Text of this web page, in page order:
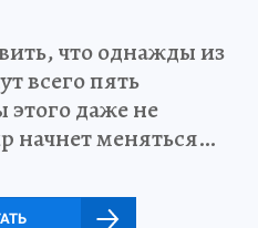
что однажды из
всего пять
этого даже не
начнет меняться…